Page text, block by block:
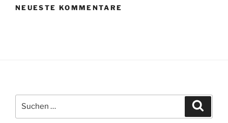
NEUESTE KOMMENTARE
nach: